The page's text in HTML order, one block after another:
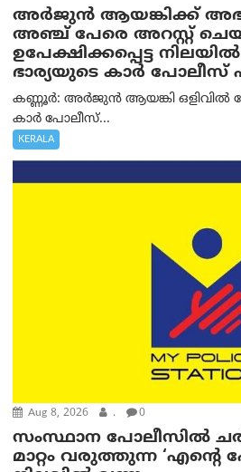
അര്‍ജുന്‍ ആയങ്കിക്ക്
അഞ്ച് പേരെ അറസ്റ്റ്
ഉപേക്ഷിക്കപ്പെട്ട
ഭാര്യയുടെ കാര്‍ പോലീസ്
കണ്ണൂർ: അർജുൻ ആയങ്കി ഒളിവിൽ
കാർ പോലീസ്...
KERALA
Aug 8, 2026 . 0
സംസ്ഥാന പോലീസിൽ
മാറ്റം വരുത്തുന്ന ‘എന്റെ